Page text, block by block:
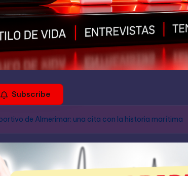
Subscribe
de Almerimar: una cita con la historia marítima